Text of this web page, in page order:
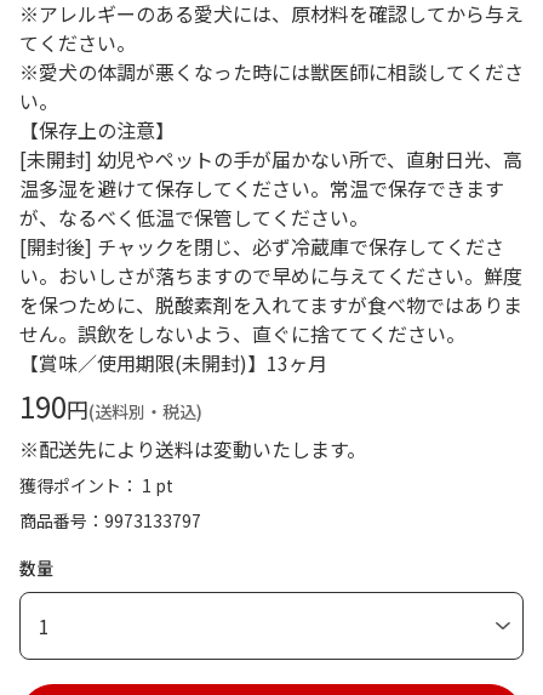
※アレルギーのある愛犬には、原材料を確認してから与え
てください。
※愛犬の体調が悪くなった時には獣医師に相談してくださ
い。
【保存上の注意】
[未開封] 幼児やペットの手が届かない所で、直射日光、高
温多湿を避けて保存してください。常温で保存できます
が、なるべく低温で保管してください。
[開封後] チャックを閉じ、必ず冷蔵庫で保存してくださ
い。おいしさが落ちますので早めに与えてください。鮮度
を保つために、脱酸素剤を入れてますが食べ物ではありま
せん。誤飲をしないよう、直ぐに捨ててください。
【賞味／使用期限(未開封)】13ヶ月
190円(送料別・税込)
※配送先により送料は変動いたします。
獲得ポイント： 1 pt
商品番号
9973133797
数量
1